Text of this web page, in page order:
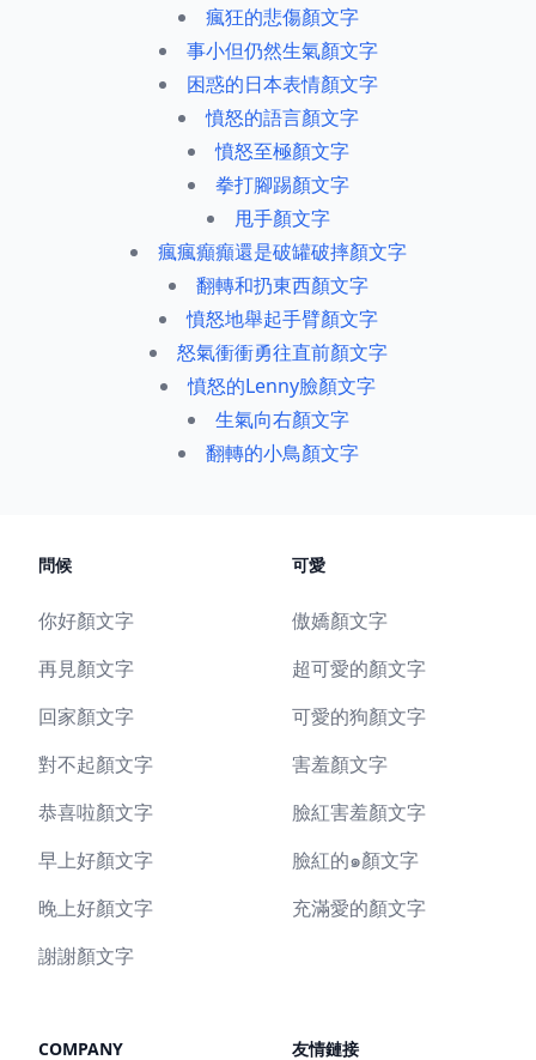
瘋狂的悲傷顏文字
事小但仍然生氣顏文字
困惑的日本表情顏文字
憤怒的語言顏文字
憤怒至極顏文字
拳打腳踢顏文字
甩手顏文字
瘋瘋癲癲還是破罐破摔顏文字
翻轉和扔東西顏文字
憤怒地舉起手臂顏文字
怒氣衝衝勇往直前顏文字
憤怒的Lenny臉顏文字
生氣向右顏文字
翻轉的小鳥顏文字
問候
你好顏文字
再見顏文字
回家顏文字
對不起顏文字
恭喜啦顏文字
早上好顏文字
晚上好顏文字
謝謝顏文字
可愛
傲嬌顏文字
超可愛的顏文字
可愛的狗顏文字
害羞顏文字
臉紅害羞顏文字
臉紅的๑顏文字
充滿愛的顏文字
COMPANY 友情鏈接